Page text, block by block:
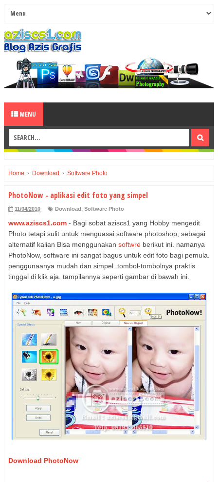
MENU
Home › Download › Software Photo
PhotoNow - aplikasi edit foto yang simpel
11/04/2010 Download, Software Photo
www.aziscs1.com - Bagi sobat aziscs1 yang Hobby mengedit
Photo tetapi sulit untuk menguasai software photoshop, sebagai
alternatif kalian Bisa menggunakan softwre berikut ini. namanya
PhotoNow, software ini sangat bagus untuk edit foto bagi pemula.
penggunaanya mudah dan simpel. tombol-tombolnya praktis
tinggal di klik aja. tampilannya seperti gambar di bawah ini.
Download PhotoNow